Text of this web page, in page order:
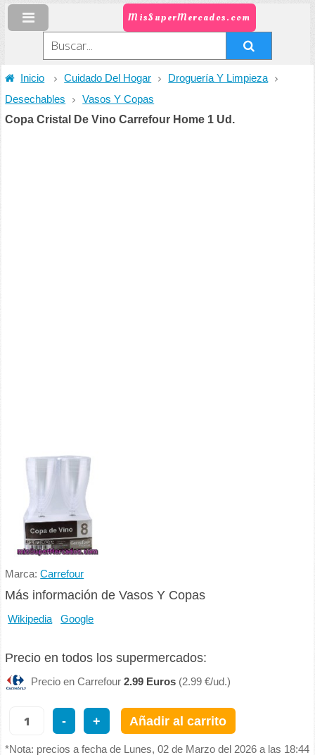
MisSuperMercados.com
Inicio Cuidado Del Hogar
Droguería Y Limpieza
Desechables
Vasos Y Copas
Copa Cristal De Vino Carrefour Home 1 Ud.
Marca:Carrefour
Más información de Vasos Y Copas
Wikipedia Google
Precio en todos los supermercados:
Precio en Carrefour2.99 Euros (2.99 €/ud.)
- + Añadir al carrito
*Nota: precios a fecha de Lunes, 02 de Marzo del 2026 a las 18:44